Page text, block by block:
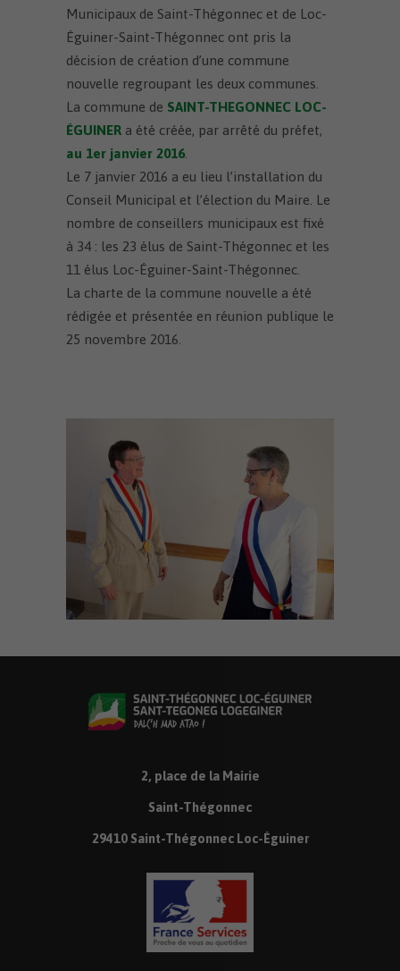
Municipaux de Saint-Thégonnec et de Loc-
Éguiner-Saint-Thégonnec ont pris la
décision de création d’une commune
nouvelle regroupant les deux communes.
La commune de SAINT-THEGONNEC LOC-
ÉGUINER a été créée, par arrêté du préfet,
au 1er janvier 2016.
Le 7 janvier 2016 a eu lieu l’installation du
Conseil Municipal et l’élection du Maire. Le
nombre de conseillers municipaux est fixé
à 34 : les 23 élus de Saint-Thégonnec et les
11 élus Loc-Éguiner-Saint-Thégonnec.
La charte de la commune nouvelle a été
rédigée et présentée en réunion publique le
25 novembre 2016.
2, place de la Mairie
Saint-Thégonnec
29410 Saint-Thégonnec Loc-Éguiner